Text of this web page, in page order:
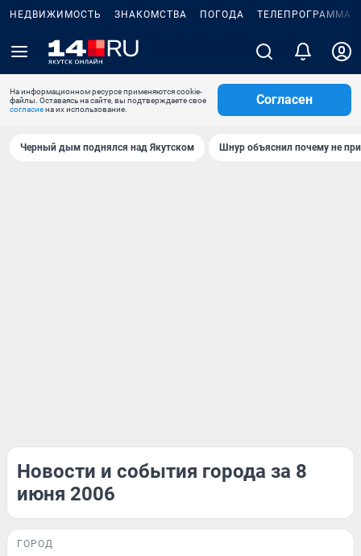
НЕДВИЖИМОСТЬ ЗНАКОМСТВА ПОГОДА ТЕЛЕПРОГРАММА
На информационном ресурсе применяются cookie-
файлы. Оставаясь на сайте, вы подтверждаете свое
согласиена их использование.
Согласен
Черный дым поднялся над Якутском Шнур объяснил почему не
Новости и события города за 8
июня 2006
ГОРОД